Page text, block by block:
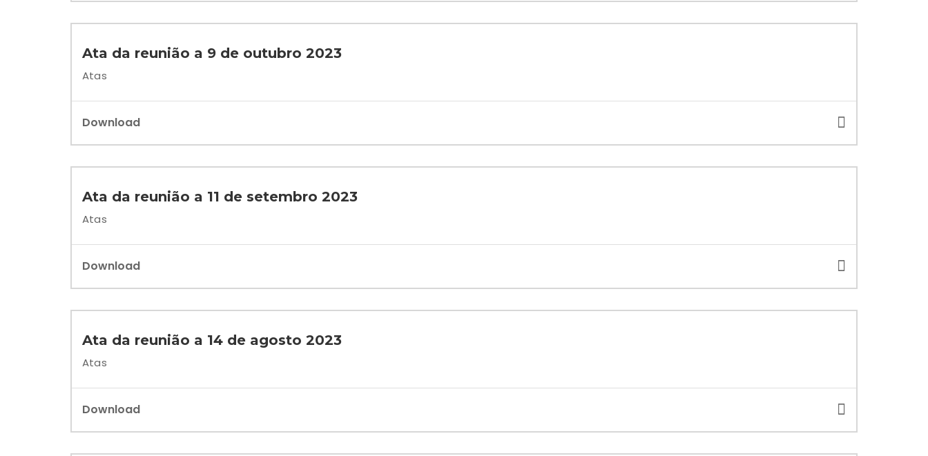
Ata da reunião a 9 de outubro 2023
Atas
Download
Ata da reunião a 11 de setembro 2023
Atas
Download
Ata da reunião a 14 de agosto 2023
Atas
Download